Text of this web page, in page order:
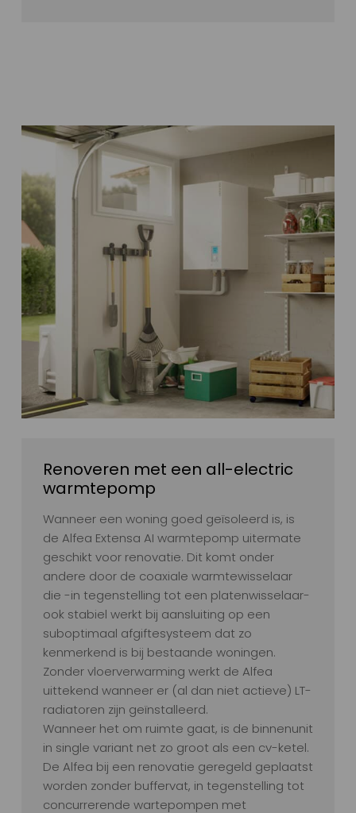
Renoveren met een all-electric
warmtepomp
Wanneer een woning goed geïsoleerd is, is
de Alfea Extensa AI warmtepomp uitermate
geschikt voor renovatie. Dit komt onder
andere door de coaxiale warmtewisselaar
die -in tegenstelling tot een platenwisselaar-
ook stabiel werkt bij aansluiting op een
suboptimaal afgiftesysteem dat zo
kenmerkend is bij bestaande woningen.
Zonder vloerverwarming werkt de Alfea
uittekend wanneer er (al dan niet actieve) LT-
radiatoren zijn geïnstalleerd.
Wanneer het om ruimte gaat, is de binnenunit
in single variant net zo groot als een cv-ketel.
De Alfea bij een renovatie geregeld geplaatst
worden zonder buffervat, in tegenstelling tot
concurrerende wartepompen met